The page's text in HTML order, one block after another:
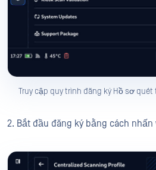
Truy cập quy trình đăng ký Hồ sơ
2. Bắt đầu đăng ký bằng cách nhấn